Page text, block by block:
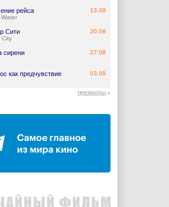
рейса
Water
13.08
Сити
City
20.08
сирени 27.08
как предчувствие 03.09
премьеры